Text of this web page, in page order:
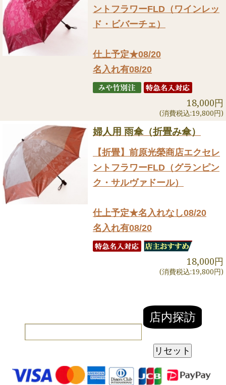
ントフラワーFLD（ワインレッ
ド・ビバーチェ）
仕上予定★08/20
名入れ有08/20
18,000円
(消費税込:19,800円)
婦人用 雨傘（折畳み傘）
【折畳】前原光榮商店エクセレ
ントフラワーFLD（グランピン
ク・サルヴァドール）
仕上予定★名入れなし08/20
名入れ有08/20
18,000円
(消費税込:19,800円)